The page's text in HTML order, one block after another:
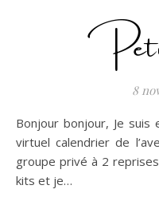
8
Bonjour bonjour, Je suis en train de préparer mon atelier
virtuel calendrier de
groupe privé à 2
kits et je…